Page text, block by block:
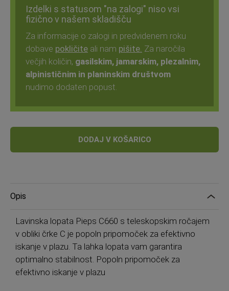
Izdelki s statusom "na zalogi" niso vsi
fizično v našem skladišču
Za informacije o zalogi in predvidenem roku
dobave pokličite ali nam pišite. Za naročila
večjih količin, gasilskim, jamarskim, plezalnim,
alpinističnim in planinskim društvom
nudimo dodaten popust.
DODAJ V KOŠARICO
Opis
Lavinska lopata Pieps C660 s teleskopskim ročajem
v obliki črke C je popoln pripomoček za efektivno
iskanje v plazu. Ta lahka lopata vam garantira
optimalno stabilnost. Popoln pripomoček za
efektivno iskanje v plazu